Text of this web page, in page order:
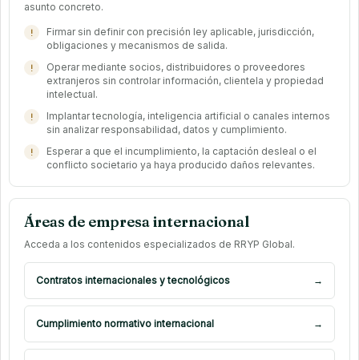
asunto concreto.
Firmar sin definir con precisión ley aplicable, jurisdicción,
obligaciones y mecanismos de salida.
Operar mediante socios, distribuidores o proveedores
extranjeros sin controlar información, clientela y propiedad
intelectual.
Implantar tecnología, inteligencia artificial o canales internos
sin analizar responsabilidad, datos y cumplimiento.
Esperar a que el incumplimiento, la captación desleal o el
conflicto societario ya haya producido daños relevantes.
Áreas de empresa internacional
Acceda a los contenidos especializados de RRYP Global.
Contratos internacionales y tecnológicos →
Cumplimiento normativo internacional →